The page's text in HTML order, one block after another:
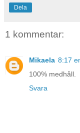
Dela
1 kommentar:
Mikaela 8:17
100% medhåll.
Svara